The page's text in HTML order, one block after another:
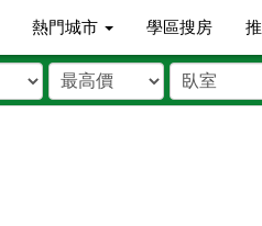
熱門城市 學區搜房